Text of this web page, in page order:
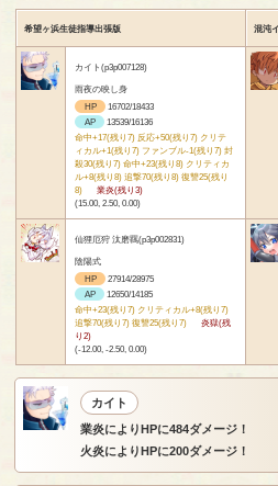
希望ヶ浜生徒指導出張版 混沌
カイト(p3p007128)
雨夜の映し身
HP
16702/18433
AP
13539/16136
命中+17(残り7) 反応+50(残り7) クリテ
ィカル+1(残り7) ファンブル-1(残り7) 封
殺30(残り7) 命中+23(残り8) クリティカ
ル+8(残り8) 追撃70(残り8) 復讐25(残り
8)
業炎(残り3)
(15.00, 2.50, 0.00)
仙狸厄狩 汰磨羈(p3p002831)
陰陽式
HP
27914/28975
AP
12650/14185
命中+23(残り7) クリティカル+8(残り7)
追撃70(残り7) 復讐25(残り7)
炎獄(残
り2)
(-12.00, -2.50, 0.00)
カイト
業炎によりHPに484ダメージ！
火炎によりHPに200ダメージ！